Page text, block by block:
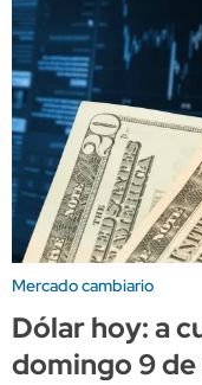
Mercado cambiario
Dólar hoy: a
domingo 9